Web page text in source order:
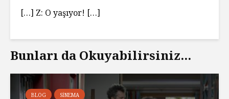
[…] Z: O yaşıyor! […]
Bunları da Okuyabilirsiniz...
BLOG SINEMA